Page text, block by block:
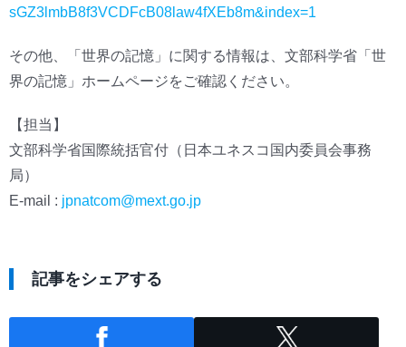
sGZ3lmbB8f3VCDFcB08law4fXEb8m&index=1
その他、「世界の記憶」に関する情報は、文部科学省「世
界の記憶」ホームページをご確認ください。
【担当】
文部科学省国際統括官付（日本ユネスコ国内委員会事務
局）
E-mail : jpnatcom@mext.go.jp
記事をシェアする